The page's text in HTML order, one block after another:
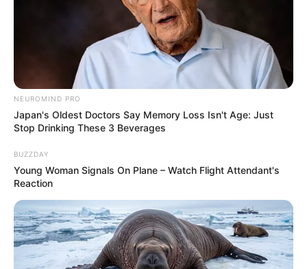
NEUROMIND PRO
Japan's Oldest Doctors Say Memory Loss Isn't Age: Just
Stop Drinking These 3 Beverages
BUZZDAY
Young Woman Signals On Plane – Watch Flight Attendant's
Reaction